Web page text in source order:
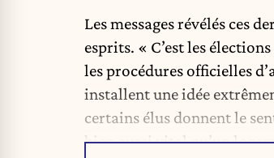
Les messages révélés ces
esprits. « C’est les
les procédures officielles
installent une idée
certains élus donnent le
bien aussi vital qu’un